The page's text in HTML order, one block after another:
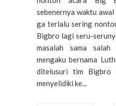
sebenernya waktu
ga terlalu sering
Bigbro lagi seru-
masalah sama
mengaku bernama
ditelusuri tim Bigbro
menyelidiki ke...